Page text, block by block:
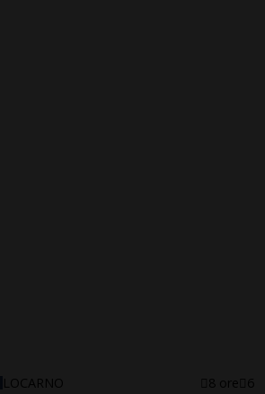
LOCARNO 8 ore 6